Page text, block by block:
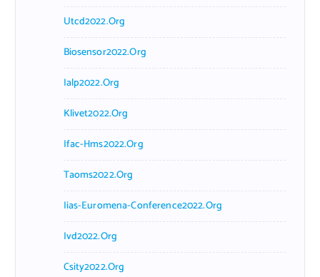
Utcd2022.org
Biosensor2022.org
Ialp2022.org
Klivet2022.org
Ifac-Hms2022.org
Taoms2022.org
Iias-Euromena-Conference2022.org
Ivd2022.org
Csity2022.org